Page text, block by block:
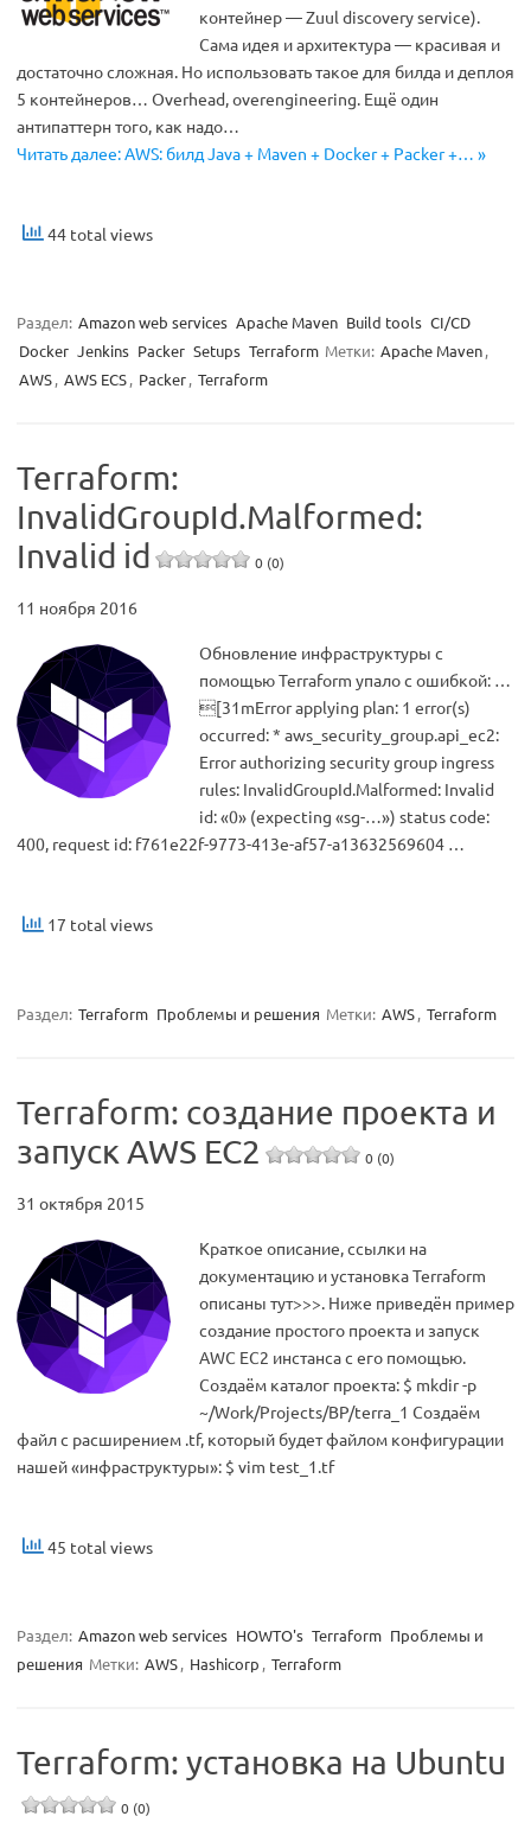
контейнер — Zuul discovery service).
Сама идея и архитектура — красивая и
достаточно сложная. Но использовать такое для билда и деплоя
5 контейнеров… Overhead, overengineering. Ещё один
антипаттерн того, как надо…
Читать далее: AWS: билд Java + Maven + Docker + Packer +… »
44 total views
Раздел: Amazon web services Apache Maven Build tools CI/CD
Docker Jenkins Packer Setups Terraform Метки: Apache Maven,
AWS, AWS ECS, Packer, Terraform
Terraform:
InvalidGroupId.Malformed:
Invalid id
0 (0)
11 ноября 2016
Обновление инфраструктуры с
помощью Terraform упало с ошибкой: …
[31mError applying plan: 1 error(s)
occurred: * aws_security_group.api_ec2:
Error authorizing security group ingress
rules: InvalidGroupId.Malformed: Invalid
id: «0» (expecting «sg-…») status code:
400, request id: f761e22f-9773-413e-af57-a13632569604 …
17 total views
Раздел: Terraform Проблемы и решения Метки: AWS, Terraform
Terraform: создание проекта и
запуск AWS EC2
0 (0)
31 октября 2015
Краткое описание, ссылки на
документацию и установка Terraform
описаны тут>>>. Ниже приведён пример
создание простого проекта и запуск
AWC EC2 инстанса с его помощью.
Создаём каталог проекта: $ mkdir -p
~/Work/Projects/BP/terra_1 Создаём
файл с расширением .tf, который будет файлом конфигурации
нашей «инфраструктуры»: $ vim test_1.tf
45 total views
Раздел: Amazon web services HOWTO's Terraform Проблемы и
решения Метки: AWS, Hashicorp , Terraform
Terraform: установка на Ubuntu
0 (0)